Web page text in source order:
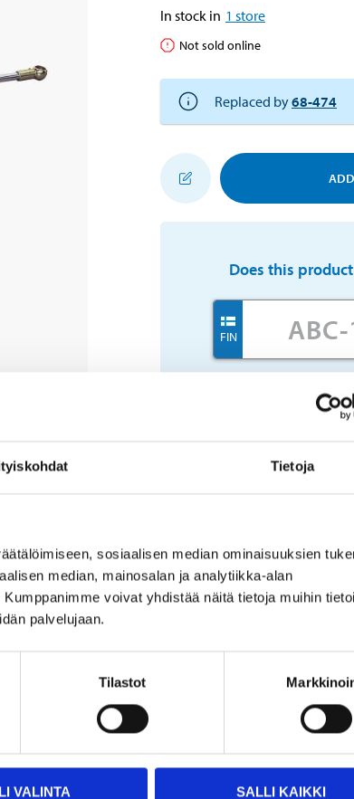
Tietoja
sosiaalisen median ominaisuuksien
median, mainosalan ja analytiikka-alan
voivat yhdistää näitä tietoja muihin
palvelujaan.
Tilastot
VALINTA SALLI KAIKKI
In stock in 1 store
Not sold online
Replaced by68-474
Does this
FIN
No
Important information
parts by reg. number and
products